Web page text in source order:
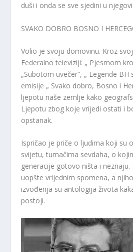
duši i onda se sve sjedini u
SVAKO DOBRO BOSNO I
Volio je svoju domovinu. Kroz
Federalno televiziji: „ Pjesmom
„Subotom uvečer“, „ Legende BH
emisije „ Svako dobro, Bosno i
ljepotu naše zemlje kako
Ljepotu zbog koje vrijedi ostati i
opstanak.
Ispričao je priče o ljudima koji su
svijetu, tumačima sevdaha, o
generacije gotovo ništa i
uopšte vrijednim spomena, a
izvođenja su antologija života
postoji.